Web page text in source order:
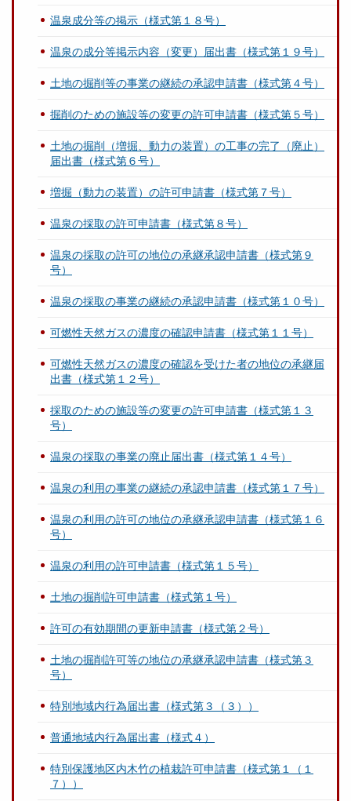
温泉成分等の掲示（様式第１８号）
温泉の成分等掲示内容（変更）届出書（様式第１９号）
土地の掘削等の事業の継続の承認申請書（様式第４号）
掘削のための施設等の変更の許可申請書（様式第５号）
土地の掘削（増掘、動力の装置）の工事の完了（廃止）
届出書（様式第６号）
増掘（動力の装置）の許可申請書（様式第７号）
温泉の採取の許可申請書（様式第８号）
温泉の採取の許可の地位の承継承認申請書（様式第９
号）
温泉の採取の事業の継続の承認申請書（様式第１０号）
可燃性天然ガスの濃度の確認申請書（様式第１１号）
可燃性天然ガスの濃度の確認を受けた者の地位の承継届
出書（様式第１２号）
採取のための施設等の変更の許可申請書（様式第１３
号）
温泉の採取の事業の廃止届出書（様式第１４号）
温泉の利用の事業の継続の承認申請書（様式第１７号）
温泉の利用の許可の地位の承継承認申請書（様式第１６
号）
温泉の利用の許可申請書（様式第１５号）
土地の掘削許可申請書（様式第１号）
許可の有効期間の更新申請書（様式第２号）
土地の掘削許可等の地位の承継承認申請書（様式第３
号）
特別地域内行為届出書（様式第３（３））
普通地域内行為届出書（様式４）
特別保護地区内木竹の植栽許可申請書（様式第１（１
７））